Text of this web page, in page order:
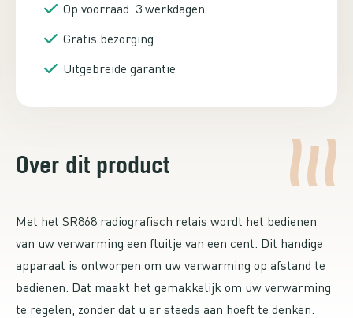
Op voorraad. 3 werkdagen
Gratis bezorging
Uitgebreide garantie
Over dit product
Met het SR868 radiografisch relais wordt het bedienen
van uw verwarming een fluitje van een cent. Dit handige
apparaat is ontworpen om uw verwarming op afstand te
bedienen. Dat maakt het gemakkelijk om uw verwarming
te regelen, zonder dat u er steeds aan hoeft te denken.